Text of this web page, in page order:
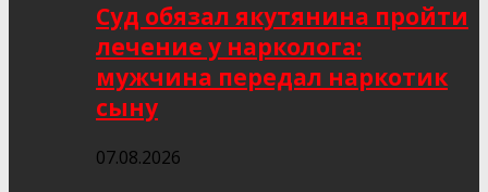
Суд обязал якутянина пройти
лечение у нарколога:
мужчина передал наркотик
сыну
07.08.2026